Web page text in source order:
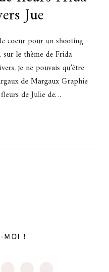
Jue
coeur pour un shooting
sur le thème de Frida
je ne pouvais qu’être
de Margaux Graphie
de Julie de…
MOI !